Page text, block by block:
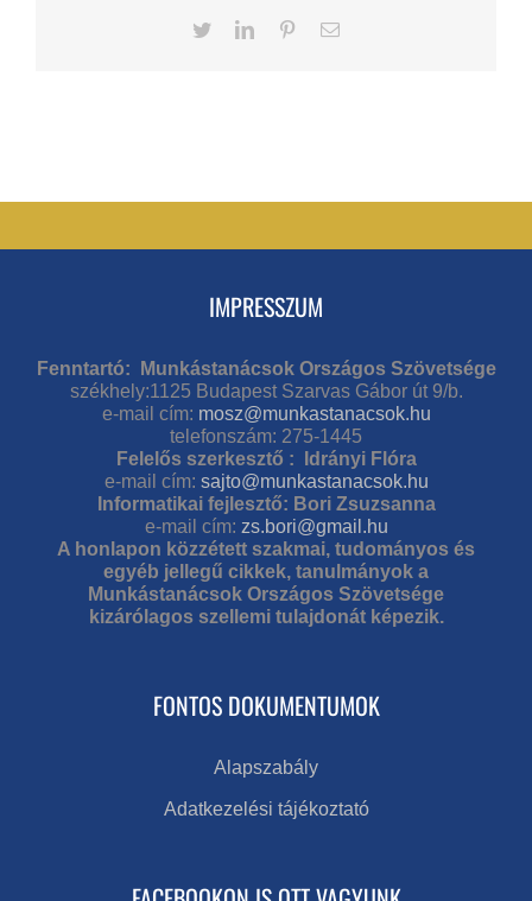
TwitterLinkedInPinterestEmail
IMPRESSZUM
Fenntartó: Munkástanácsok Országos Szövetsége
székhely:1125 Budapest Szarvas Gábor út 9/b.
e-mail cím: mosz@munkastanacsok.hu
telefonszám: 275-1445
Felelős szerkesztő : Idrányi Flóra
e-mail cím: sajto@munkastanacsok.hu
Informatikai fejlesztő: Bori Zsuzsanna
e-mail cím: zs.bori@gmail.hu
A honlapon közzétett szakmai, tudományos és
egyéb jellegű cikkek, tanulmányok a
Munkástanácsok Országos Szövetsége
kizárólagos szellemi tulajdonát képezik.
FONTOS DOKUMENTUMOK
Alapszabály
Adatkezelési tájékoztató